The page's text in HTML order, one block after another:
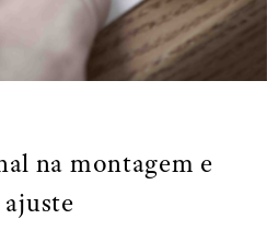
na montagem e